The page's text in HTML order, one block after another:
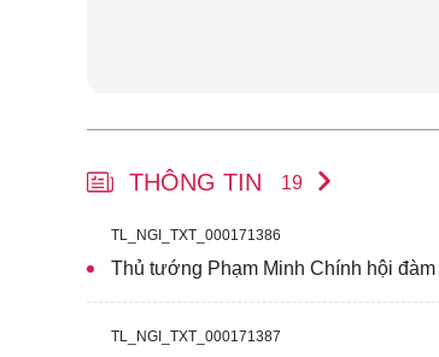
THÔNG TIN 19
TL_NGI_TXT_000171386
Thủ tướng Phạm Minh Chính hội
TL_NGI_TXT_000171387